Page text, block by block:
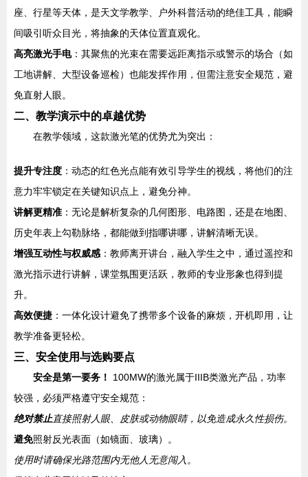
座、行星等天体，是天文学教学、户外科普活动的绝佳工具，能瞬
间吸引听众目光，将抽象的天体位置直观化。
高亮激光手电：其聚焦的光束在需要远距离指示或警示的场合（如
工地讲解、大型设备巡检）也能发挥作用，但需注意安全规范，避
免直射人眼。
二、教学演示中的卓越优势
在教学领域，这款激光笔的优势尤为突出：
提升专注度 ：动态的红色光点能有效引导学生的视线，将他们的注
意力牢牢锁定在关键知识点上，避免分神。
讲解更精准 ：无论是解析复杂的几何图形、电路图，还是在地图、
历史年表上勾勒脉络，都能做到指哪讲哪，讲解清晰无误。
增强互动性与权威感 ：教师离开讲台，融入学生之中，通过遥控和
激光指示进行讲解，课堂氛围更活跃，教师的专业形象也得到提
升。
高效便捷 ：一体化设计避免了携带多个设备的麻烦，开机即用，让
教学准备更轻松。
三、安全使用与选购要点
安全是第一要务！
100MW的激光属于IIIB类激光产品，功率
较强，必须严格遵守安全规范：
绝对禁止直接照射人眼、皮肤或动物眼睛，以免造成永久性损伤。
避免照射反光表面（如镜面、玻璃）。
使用时请确保光路范围内无他人无意闯入。